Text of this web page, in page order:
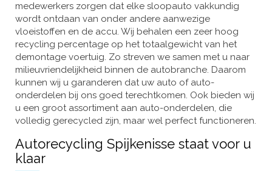
medewerkers zorgen dat elke sloopauto vakkundig
wordt ontdaan van onder andere aanwezige
vloeistoffen en de accu. Wij behalen een zeer hoog
recycling percentage op het totaalgewicht van het
demontage voertuig. Zo streven we samen met u naar
milieuvriendelijkheid binnen de autobranche. Daarom
kunnen wij u garanderen dat uw auto of auto-
onderdelen bij ons goed terechtkomen. Ook bieden wij
u een groot assortiment aan auto-onderdelen, die
volledig gerecycled zijn, maar wel perfect functioneren.
Autorecycling Spijkenisse staat voor u
klaar